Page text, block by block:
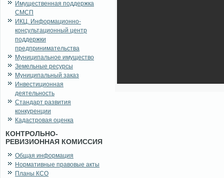
Имущественная поддержка
СМСП
ИКЦ. Информационно-
консультационный центр
поддержки
предпринимательства
Муниципальное имущество
Земельные ресурсы
Муниципальный заказ
Инвестиционная
деятельность
Стандарт развития
конкуренции
Кадастровая оценка
КОНТРОЛЬНО-
РЕВИЗИОННАЯ КОМИССИЯ
Общая информация
Нормативные правовые акты
Планы КСО